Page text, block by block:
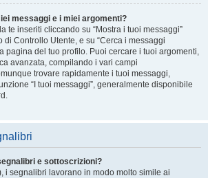
messaggi e i miei argomenti?
te inseriti cliccando su “Mostra i tuoi messaggi”
Controllo Utente, e su “Cerca i messaggi
pagina del tuo profilo. Puoi cercare i tuoi argomenti,
avanzata, compilando i vari campi
trovare rapidamente i tuoi messaggi,
“I tuoi messaggi”, generalmente disponibile
e sottoscrizioni?
i segnalibri lavorano in modo molto simile ai